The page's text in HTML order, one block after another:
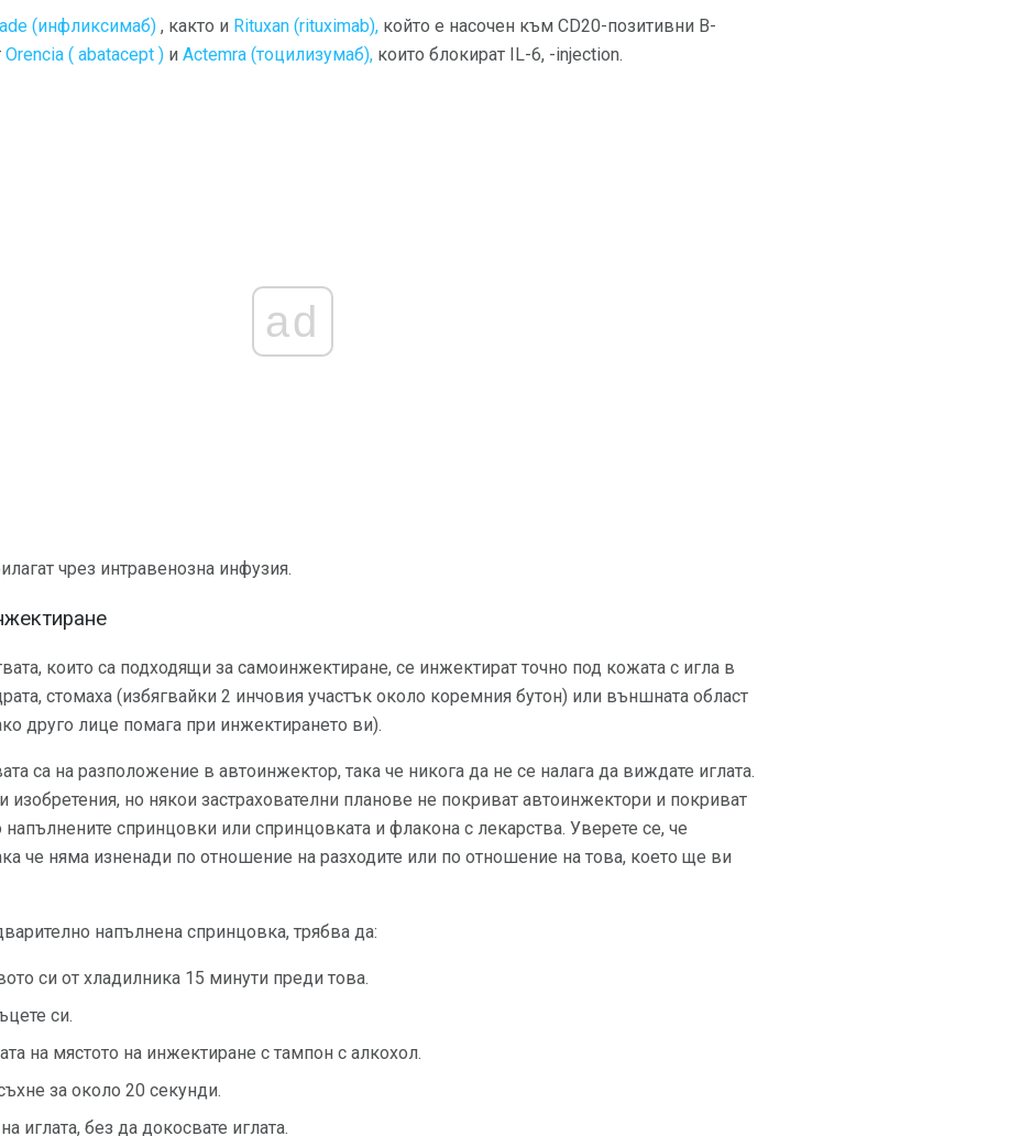
(инфликсимаб) , както и Rituxan (rituximab), който е насочен към CD20-позитивни В-
Orencia ( abatacept ) и Actemra (тоцилизумаб), които блокират IL-6, -injection.
ad
чрез интравенозна инфузия.
които са подходящи за самоинжектиране, се инжектират точно под кожата с игла в
стомаха (избягвайки 2 инчовия участък около коремния бутон) или външната област
друго лице помага при инжектирането ви).
са на разположение в автоинжектор, така че никога да не се налага да виждате иглата.
но някои застрахователни планове не покриват автоинжектори и покриват
спринцовки или спринцовката и флакона с лекарства. Уверете се, че
че няма изненади по отношение на разходите или по отношение на това, което ще ви
напълнена спринцовка, трябва да:
си от хладилника 15 минути преди това.
си.
на мястото на инжектиране с тампон с алкохол.
за около 20 секунди.
иглата, без да докосвате иглата.